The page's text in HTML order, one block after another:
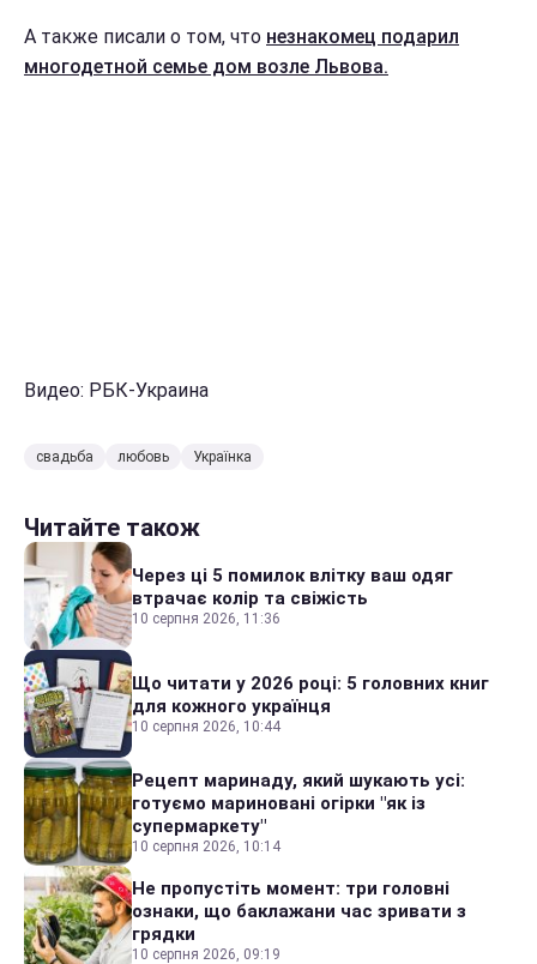
А также писали о том, что незнакомец подарил
многодетной семье дом возле Львова.
Видео: РБК-Украина
свадьба любовь Українка
Читайте також
Через ці 5 помилок влітку ваш одяг
втрачає колір та свіжість
10 серпня 2026, 11:36
Що читати у 2026 році: 5 головних книг
для кожного українця
10 серпня 2026, 10:44
Рецепт маринаду, який шукають усі:
готуємо мариновані огірки "як із
супермаркету"
10 серпня 2026, 10:14
Не пропустіть момент: три головні
ознаки, що баклажани час зривати з
грядки
10 серпня 2026, 09:19